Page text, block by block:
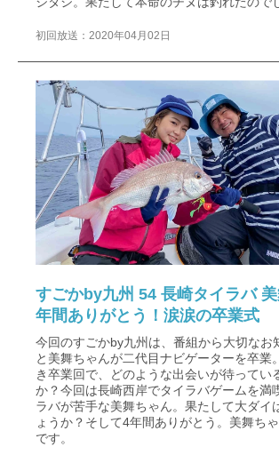
初回放送：2020年04月02日
すごかby九州 54 長崎タイラバ
年間ありがとう！涙涙の卒業式
今回のすごかby九州は、番組から大切なお
と美舞ちゃんが二代目ナビゲーターを卒業
き卒業回で、どのような出会いが待ってい
か？今回は長崎西岸でタイラバゲームを満
ラバが苦手な美舞ちゃん。果たして大ダイ
ょうか？そして4年間ありがとう。美舞ち
です。